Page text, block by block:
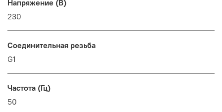
Напряжение (В)
230
Соединительная резьба
G1
Частота (Гц)
50